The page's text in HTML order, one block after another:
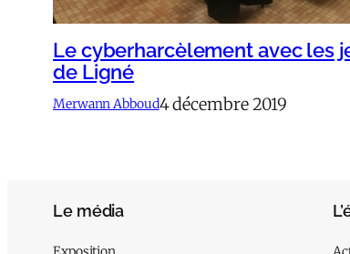
Le cyberharcèlement avec les
de Ligné
Merwann Abboud4 décembre 2019
Le média